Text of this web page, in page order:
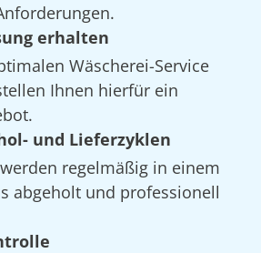
erhalten
Wäscherei-Service
Ihnen hierfür ein
und Lieferzyklen
regelmäßig in einem
abgeholt und professionell